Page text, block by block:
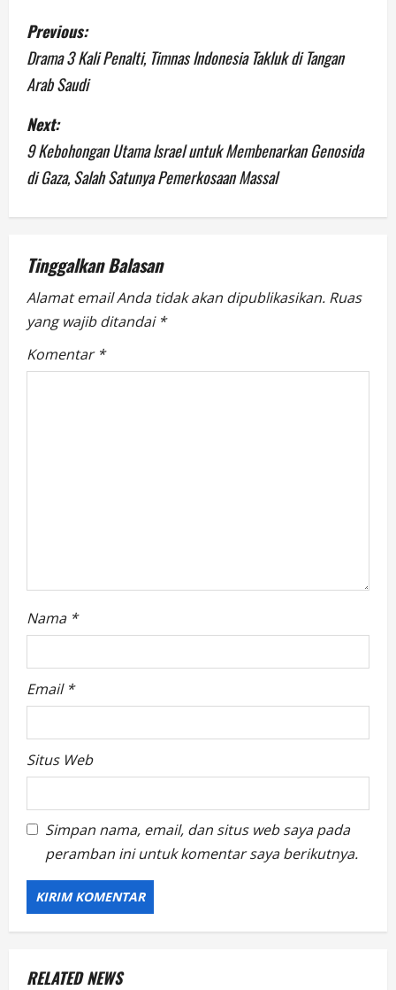
P
o
s
t
n
a
i
g
a
Previous:
Drama 3 Kali Penalti, Timnas Indonesia Takluk di Tangan
Arab Saudi
Next:
9 Kebohongan Utama Israel untuk Membenarkan Genosida
di Gaza, Salah Satunya Pemerkosaan Massal
Tinggalkan Balasan
Alamat email Anda tidak akan dipublikasikan. Ruas
yang wajib ditandai *
Komentar *
Nama *
Email *
Situs Web
Simpan nama, email, dan situs web saya pada
peramban ini untuk komentar saya berikutnya.
RELATED NEWS